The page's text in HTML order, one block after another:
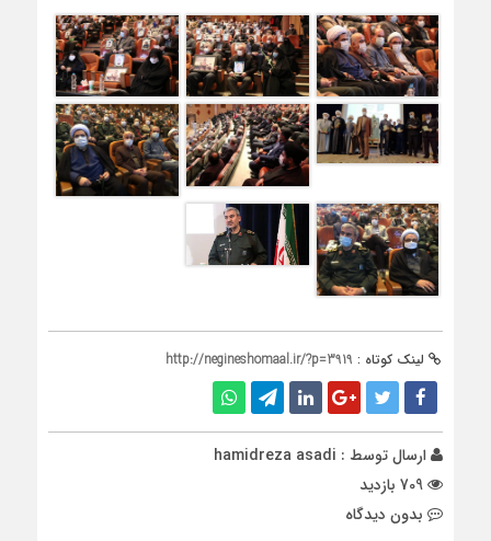
لینک کوتاه : http://negineshomaal.ir/?p=3919
ارسال توسط : hamidreza asadi
بدون دیدگاه